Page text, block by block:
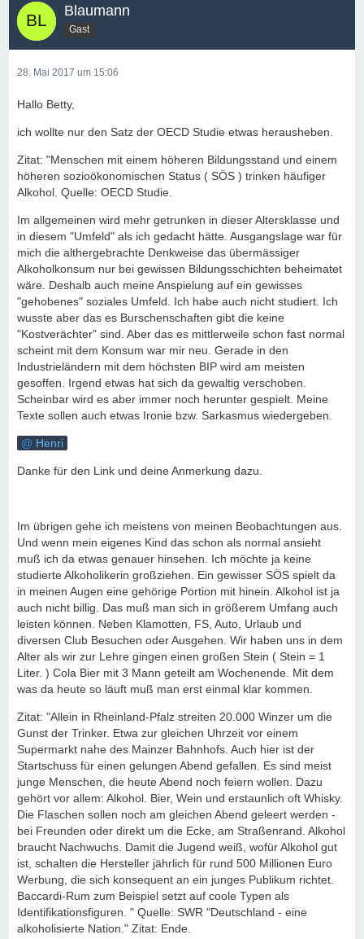
Blaumann
Gast
28. Mai 2017 um 15:06
Hallo Betty,
ich wollte nur den Satz der OECD Studie etwas herausheben.
Zitat: "Menschen mit einem höheren Bildungsstand und einem
höheren sozioökonomischen Status ( SÖS ) trinken häufiger
Alkohol. Quelle: OECD Studie.
Im allgemeinen wird mehr getrunken in dieser Altersklasse und
in diesem "Umfeld" als ich gedacht hätte. Ausgangslage war für
mich die althergebrachte Denkweise das übermässiger
Alkoholkonsum nur bei gewissen Bildungsschichten beheimatet
wäre. Deshalb auch meine Anspielung auf ein gewisses
"gehobenes" soziales Umfeld. Ich habe auch nicht studiert. Ich
wusste aber das es Burschenschaften gibt die keine
"Kostverächter" sind. Aber das es mittlerweile schon fast normal
scheint mit dem Konsum war mir neu. Gerade in den
Industrieländern mit dem höchsten BIP wird am meisten
gesoffen. Irgend etwas hat sich da gewaltig verschoben.
Scheinbar wird es aber immer noch herunter gespielt. Meine
Texte sollen auch etwas Ironie bzw. Sarkasmus wiedergeben.
Henri
Danke für den Link und deine Anmerkung dazu.
Im übrigen gehe ich meistens von meinen Beobachtungen aus.
Und wenn mein eigenes Kind das schon als normal ansieht
muß ich da etwas genauer hinsehen. Ich möchte ja keine
studierte Alkoholikerin großziehen. Ein gewisser SÖS spielt da
in meinen Augen eine gehörige Portion mit hinein. Alkohol ist ja
auch nicht billig. Das muß man sich in größerem Umfang auch
leisten können. Neben Klamotten, FS, Auto, Urlaub und
diversen Club Besuchen oder Ausgehen. Wir haben uns in dem
Alter als wir zur Lehre gingen einen großen Stein ( Stein = 1
Liter. ) Cola Bier mit 3 Mann geteilt am Wochenende. Mit dem
was da heute so läuft muß man erst einmal klar kommen.
Zitat: "Allein in Rheinland-Pfalz streiten 20.000 Winzer um die
Gunst der Trinker. Etwa zur gleichen Uhrzeit vor einem
Supermarkt nahe des Mainzer Bahnhofs. Auch hier ist der
Startschuss für einen gelungen Abend gefallen. Es sind meist
junge Menschen, die heute Abend noch feiern wollen. Dazu
gehört vor allem: Alkohol. Bier, Wein und erstaunlich oft Whisky.
Die Flaschen sollen noch am gleichen Abend geleert werden -
bei Freunden oder direkt um die Ecke, am Straßenrand. Alkohol
braucht Nachwuchs. Damit die Jugend weiß, wofür Alkohol gut
ist, schalten die Hersteller jährlich für rund 500 Millionen Euro
Werbung, die sich konsequent an ein junges Publikum richtet.
Baccardi-Rum zum Beispiel setzt auf coole Typen als
Identifikationsfiguren. " Quelle: SWR "Deutschland - eine
alkoholisierte Nation." Zitat: Ende.